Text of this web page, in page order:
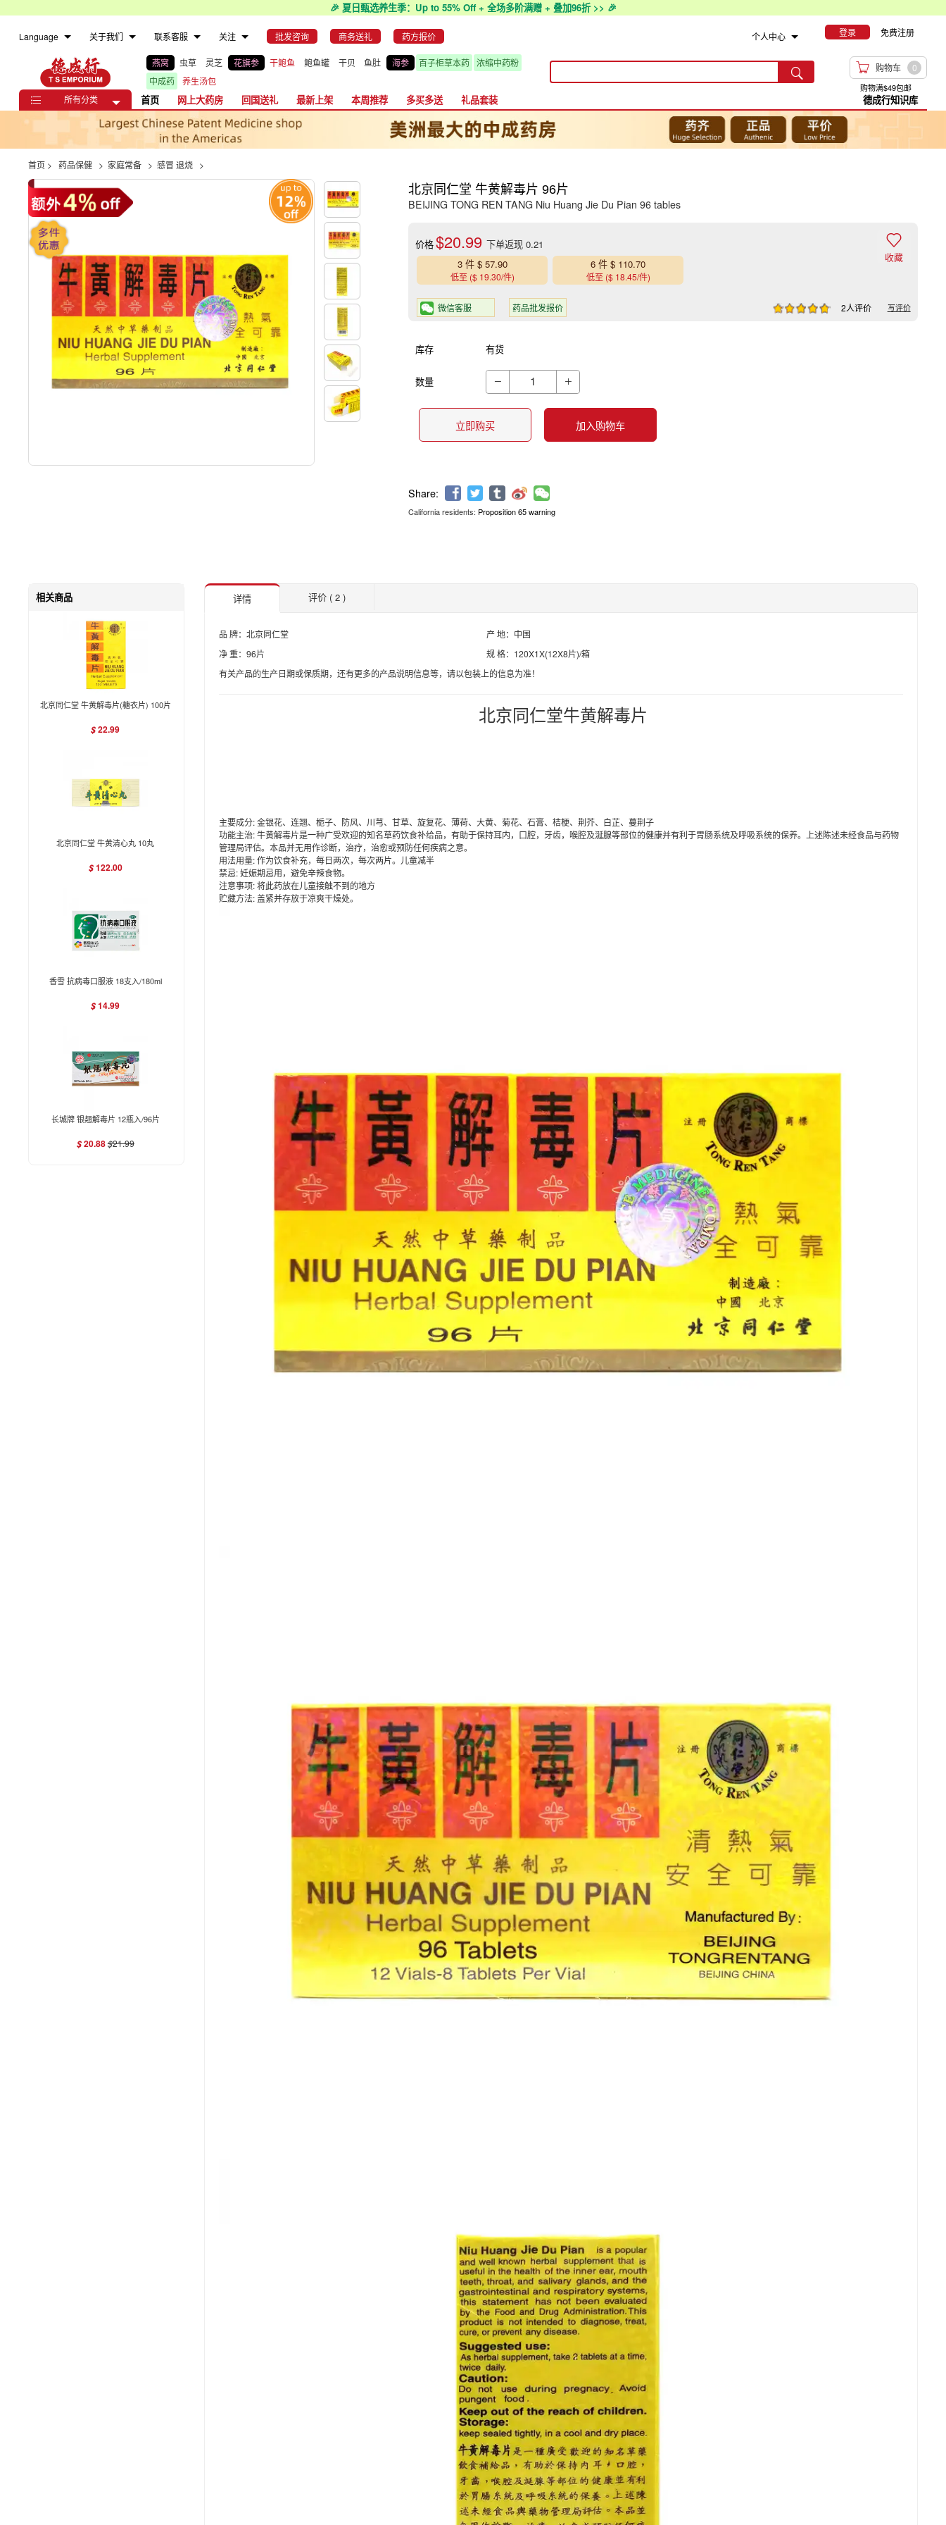
🎉 夏日甄选养生季：Up to 55% Off + 全场多阶满赠 + 叠加96折 >> 🎉
Language 关于我们 联系客服 关注 批发咨询 商务送礼 药方报价 个人中心 登录 免费注册
燕窝 虫草 灵芝 花旗参 干鲍鱼 鲍鱼罐 干贝 鱼肚 海参 百子柜草本药
浓缩中药粉
中成药
养生汤包   购物车 0
购物满$49包邮

所有分类 首页 网上大药房 回国送礼 最新上架 本周推荐 多买多送 礼品套装 德成行知识库
首页 > 药品保健 > 家庭常备 > 感冒 退烧 >
北京同仁堂 牛黄解毒片 96片
BEIJING TONG REN TANG Niu Huang Jie Du Pian 96 tables
价格$20.99下单返现 0.21
2人评价 写评价
3 件 $ 57.90
低至 ($ 19.30/件)
6 件 $ 110.70
低至 ($ 18.45/件)
微信客服 药品批发报价

收藏
库存 有货
数量  
立即购买 加入购物车
California residents: Proposition 65 warning
相关商品
北京同仁堂 牛黄解毒片(糖衣片) 100片
$22.99
北京同仁堂 牛黄清心丸 10丸
$122.00
香雪 抗病毒口服液 18支入/180ml
$14.99
长城牌 银翘解毒片 12瓶入/96片
$20.88$21.99
详情 评价 ( 2 )
品 牌：北京同仁堂
产 地：中国
净 重：96片
规 格：120X1X(12X8片)/箱
有关产品的生产日期或保质期，还有更多的产品说明信息等，请以包装上的信息为准！
北京同仁堂牛黄解毒片
主要成分: 金银花、连翘、栀子、防风、川芎、甘草、旋复花、薄荷、大黄、菊花、石膏、桔梗、荆芥、白芷、蔓荆子
功能主治: 牛黄解毒片是一种广受欢迎的知名草药饮食补给品，有助于保持耳内，口腔，牙齿，喉腔及涎腺等部位的健康并有利于胃肠系统及呼吸系统的保养。上述陈述未经食品与药物
管理局评估。本品并无用作诊断，治疗，治愈或预防任何疾病之意。
用法用量: 作为饮食补充，每日两次，每次两片。儿童减半
禁忌: 妊娠期忌用，避免辛辣食物。
注意事项: 将此药放在儿童接触不到的地方
贮藏方法: 盖紧并存放于凉爽干燥处。